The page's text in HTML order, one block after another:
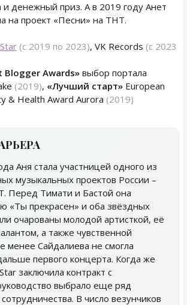
и денежный приз. А в 2019 году Анет
на проект «Песни» на ТНТ.
(с 2019 по 2023), VK Records (с 2023
Blogger Awards» выбор портала
(2019), «Лучший старт» European
& Health Award Aurora (2019)
Аня стала участницей одного из
музыкальных проектов России –
Перед Тимати и Бастой она
«Ты прекрасен» и оба звёздных
очарованы молодой артисткой, её
а также чувственной
менее Сайдалиева не смогла
первого концерта. Когда же
заключила контракт с
выбрало еще ряд
В число везунчиков